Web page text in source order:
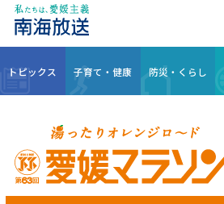
トピックス 子育て・健康 防災・くらし